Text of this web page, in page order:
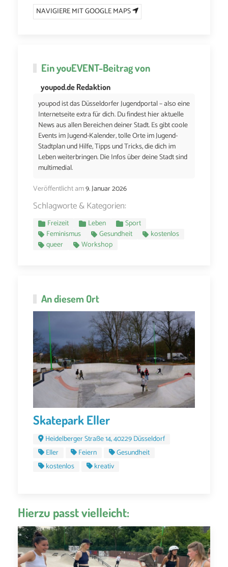
NAVIGIERE MIT GOOGLE MAPS
EinyouEVENT-Beitrag von
youpod.de Redaktion
youpod ist das Düsseldorfer Jugendportal – also eine
Internetseite extra für dich. Du findest hier aktuelle
News aus allen Bereichen deiner Stadt. Es gibt coole
Events im Jugend-Kalender, tolle Orte im Jugend-
Stadtplan und Hilfe, Tipps und Tricks, die dich im
Leben weiterbringen. Die Infos über deine Stadt sind
multimedial.
Veröffentlicht am9. Januar 2026
Schlagworte & Kategorien:
Freizeit Leben
Sport
Feminismus
Gesundheit
kostenlos
queer
Workshop
An diesem Ort
Skatepark Eller
Heidelberger Straße 14, 40229 Düsseldorf
Eller
Feiern
Gesundheit
kostenlos
kreativ
Hierzu passt vielleicht: